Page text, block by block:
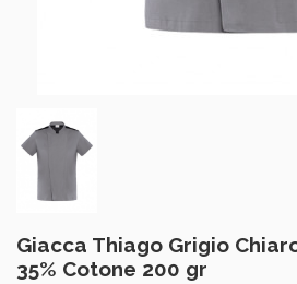
Giacca Thiago Grigio
35% Cotone 200 gr